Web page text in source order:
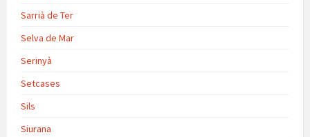
Sarrià de Ter
Selva de Mar
Serinyà
Setcases
Sils
Siurana